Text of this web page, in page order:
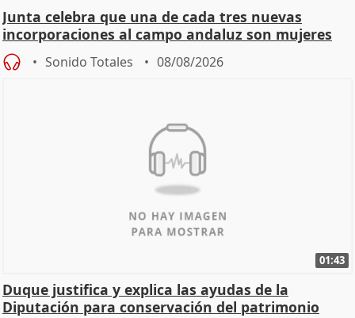
Junta celebra que una de cada tres nuevas
incorporaciones al campo andaluz son mujeres
jóvenes
Sonido Totales 08/08/2026
01:43
Duque justifica y explica las ayudas de la
Diputación para conservación del patrimonio